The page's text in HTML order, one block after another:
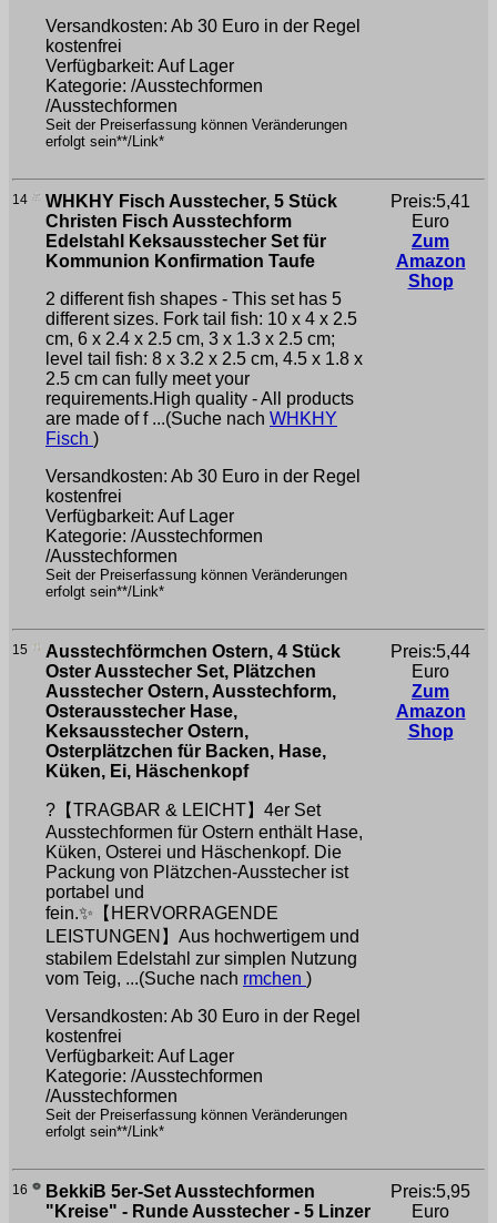
Versandkosten: Ab 30 Euro in der Regel
kostenfrei
Verfügbarkeit: Auf Lager
Kategorie: /Ausstechformen
/Ausstechformen
Seit der Preiserfassung können Veränderungen
erfolgt sein**/Link*
14
WHKHY Fisch Ausstecher, 5 Stück
Christen Fisch Ausstechform
Edelstahl Keksausstecher Set für
Kommunion Konfirmation Taufe
2 different fish shapes - This set has 5
different sizes. Fork tail fish: 10 x 4 x 2.5
cm, 6 x 2.4 x 2.5 cm, 3 x 1.3 x 2.5 cm;
level tail fish: 8 x 3.2 x 2.5 cm, 4.5 x 1.8 x
2.5 cm can fully meet your
requirements.High quality - All products
are made of f ...(Suche nach WHKHY
Fisch )
Versandkosten: Ab 30 Euro in der Regel
kostenfrei
Verfügbarkeit: Auf Lager
Kategorie: /Ausstechformen
/Ausstechformen
Seit der Preiserfassung können Veränderungen
erfolgt sein**/Link*
Preis:5,41
Euro
Zum
Amazon
Shop
15
Ausstechförmchen Ostern, 4 Stück
Oster Ausstecher Set, Plätzchen
Ausstecher Ostern, Ausstechform,
Osterausstecher Hase,
Keksausstecher Ostern,
Osterplätzchen für Backen, Hase,
Küken, Ei, Häschenkopf
?【TRAGBAR & LEICHT】4er Set
Ausstechformen für Ostern enthält Hase,
Küken, Osterei und Häschenkopf. Die
Packung von Plätzchen-Ausstecher ist
portabel und
fein.✨【HERVORRAGENDE
LEISTUNGEN】Aus hochwertigem und
stabilem Edelstahl zur simplen Nutzung
vom Teig, ...(Suche nach rmchen )
Versandkosten: Ab 30 Euro in der Regel
kostenfrei
Verfügbarkeit: Auf Lager
Kategorie: /Ausstechformen
/Ausstechformen
Seit der Preiserfassung können Veränderungen
erfolgt sein**/Link*
Preis:5,44
Euro
Zum
Amazon
Shop
16
BekkiB 5er-Set Ausstechformen
"Kreise" - Runde Ausstecher - 5 Linzer
Preis:5,95
Euro